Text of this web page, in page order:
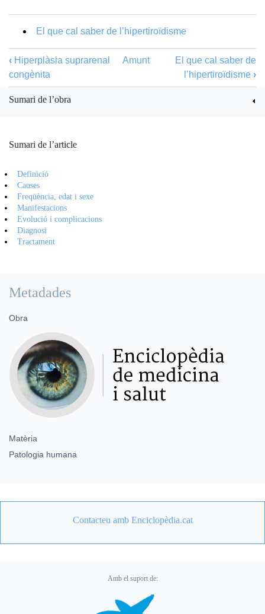
El que cal saber de l’hipertiroïdisme
‹ Hiperplàsia suprarenal
congènita
Amunt
El que cal saber de
l’hipertiroïdisme ›
Sumari de l’obra
Sumari de l’article
Definició
Causes
Freqüència, edat i sexe
Manifestacions
Evolució i complicacions
Diagnosi
Tractament
Metadades
Obra
Matèria
Patologia humana
Contacteu amb Enciclopèdia.cat
Amb el suport de: